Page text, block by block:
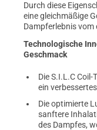
Durch diese
eine gleichmäßige
Dampferlebnis vom
Technologische
Geschmack
Die S.I.L.C
ein
Die optimierte
sanftere
des Dampfes,